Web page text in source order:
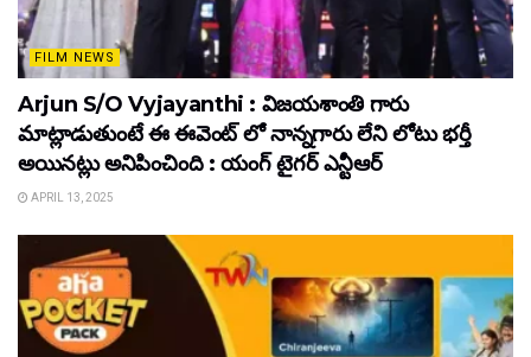
FILM NEWS
Arjun S/O Vyjayanthi : విజయశాంతి గారు
మాట్లాడుతుంటే ఈ ఈవెంట్ లో నాన్నగారు లేని లోటు భర్తీ
అయినట్లు అనిపించింది : యంగ్ టైగర్ ఎన్టీఆర్
APRIL 13, 2025